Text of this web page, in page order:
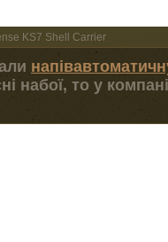
KS7 Shell Carrier
набої, то у